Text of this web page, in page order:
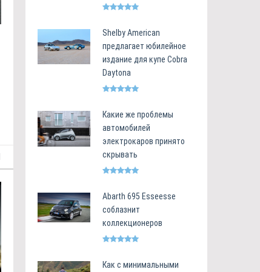
Shelby American
предлагает юбилейное
издание для купе Cobra
Daytona
Какие же проблемы
автомобилей
электрокаров принято
скрывать
Abarth 695 Esseesse
соблазнит
коллекционеров
Как с минимальными